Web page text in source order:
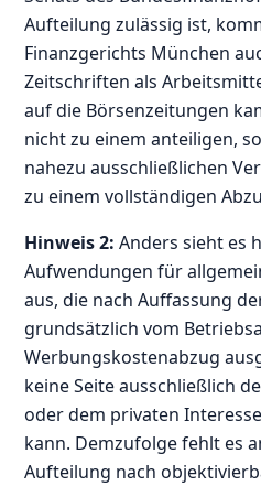
Aufteilung zulässig ist,
Finanzgerichts München
Zeitschriften als
auf die Börsenzeitungen
nicht zu einem anteiligen,
nahezu ausschließlichen
zu einem vollständigen
Hinweis 2: Anders sieht es
Aufwendungen für
aus, die nach Auffassung
grundsätzlich vom
Werbungskostenabzug
keine Seite ausschließlich
oder dem privaten
kann. Demzufolge fehlt es
Aufteilung nach